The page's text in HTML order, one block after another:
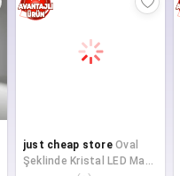
just cheap store Oval
Şeklinde Kristal LED Masa